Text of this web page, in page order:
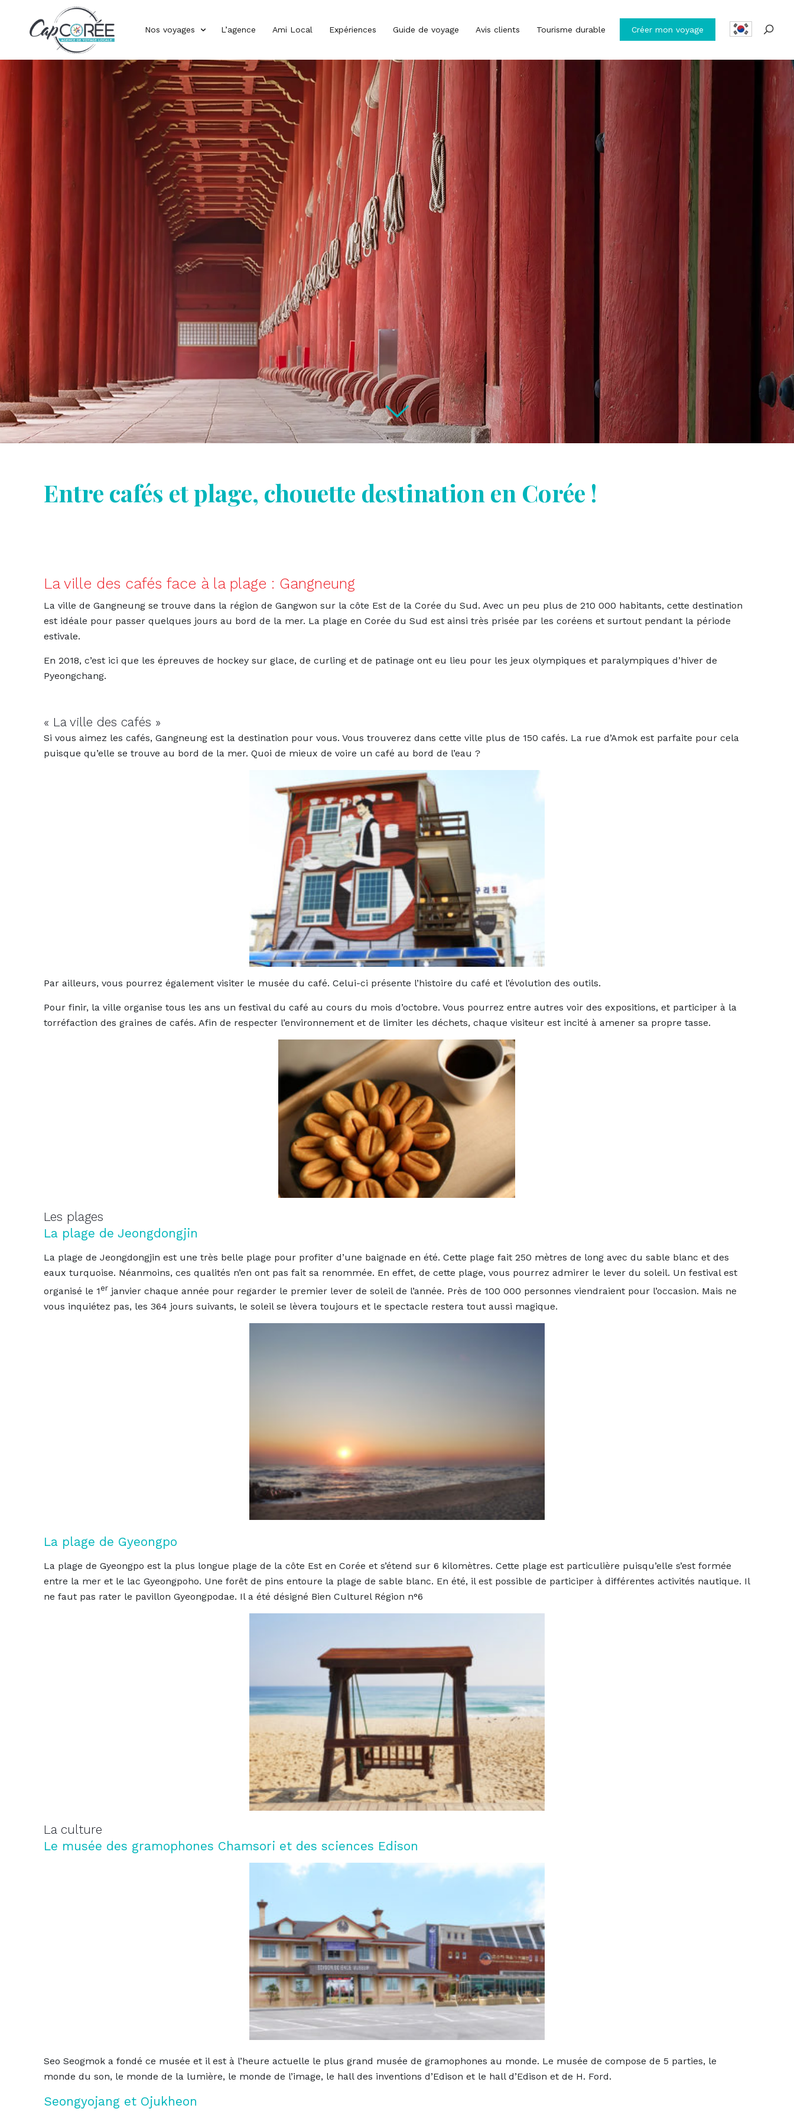
Nos voyages L’agence Ami Local Expériences Guide de voyage Avis clients Tourisme durable Créer mon voyage
Entre cafés et plage, chouette destination en Corée !
La ville des cafés face à la plage : Gangneung
La ville de Gangneung se trouve dans la région de Gangwon sur la côte Est de la Corée du Sud. Avec un peu plus de 210 000 habitants, cette destination
est idéale pour passer quelques jours au bord de la mer. La plage en Corée du Sud est ainsi très prisée par les coréens et surtout pendant la période
estivale.
En 2018, c’est ici que les épreuves de hockey sur glace, de curling et de patinage ont eu lieu pour les jeux olympiques et paralympiques d’hiver de
Pyeongchang.
« La ville des cafés »
Si vous aimez les cafés, Gangneung est la destination pour vous. Vous trouverez dans cette ville plus de 150 cafés. La rue d’Amok est parfaite pour cela
puisque qu’elle se trouve au bord de la mer. Quoi de mieux de voire un café au bord de l’eau ?
Par ailleurs, vous pourrez également visiter le musée du café. Celui-ci présente l’histoire du café et l’évolution des outils.
Pour finir, la ville organise tous les ans un festival du café au cours du mois d’octobre. Vous pourrez entre autres voir des expositions, et participer à la
torréfaction des graines de cafés. Afin de respecter l’environnement et de limiter les déchets, chaque visiteur est incité à amener sa propre tasse.
Les plages
La plage de Jeongdongjin
La plage de Jeongdongjin est une très belle plage pour profiter d’une baignade en été. Cette plage fait 250 mètres de long avec du sable blanc et des
eaux turquoise. Néanmoins, ces qualités n’en ont pas fait sa renommée. En effet, de cette plage, vous pourrez admirer le lever du soleil. Un festival est
organisé le 1 er janvier chaque année pour regarder le premier lever de soleil de l’année. Près de 100 000 personnes viendraient pour l’occasion. Mais ne
vous inquiétez pas, les 364 jours suivants, le soleil se lèvera toujours et le spectacle restera tout aussi magique.
La plage de Gyeongpo
La plage de Gyeongpo est la plus longue plage de la côte Est en Corée et s’étend sur 6 kilomètres. Cette plage est particulière puisqu’elle s’est formée
entre la mer et le lac Gyeongpoho. Une forêt de pins entoure la plage de sable blanc. En été, il est possible de participer à différentes activités nautique. Il
ne faut pas rater le pavillon Gyeongpodae. Il a été désigné Bien Culturel Région n°6
La culture
Le musée des gramophones Chamsori et des sciences Edison
Seo Seogmok a fondé ce musée et il est à l’heure actuelle le plus grand musée de gramophones au monde. Le musée de compose de 5 parties, le
monde du son, le monde de la lumière, le monde de l’image, le hall des inventions d’Edison et le hall d’Edison et de H. Ford.
Seongyojang et Ojukheon